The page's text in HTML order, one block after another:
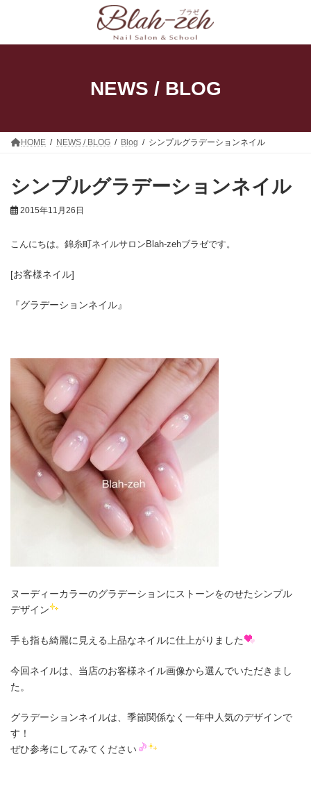
ン
ー
NEWS / BLOG
HOME NEWS / BLOG Blog シンプルグラデーションネイル
シンプルグラデーションネイル
2015年11月26日
こんにちは。錦糸町ネイルサロンBlah-zehブラゼです。
[お客様ネイル]
『グラデーションネイル』
ヌーディーカラーのグラデーションにストーンをのせたシンプル
デザイン
手も指も綺麗に見える上品なネイルに仕上がりました
今回ネイルは、当店のお客様ネイル画像から選んでいただきまし
た。
グラデーションネイルは、季節関係なく一年中人気のデザインで
す！
ぜひ参考にしてみてください